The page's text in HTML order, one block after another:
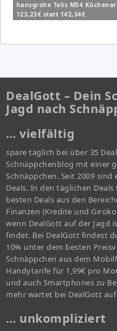
hansgrohe Talis M54
123,23€ statt 142,34€
DealGott – Dein
Jagd nach
… vielfältig
spare täglich bei über 35
Schnäppchenblog mit einer
Schnäppchen. Seit 2009
Deals. In den täglichen
besten Deals aus den
Finanzen (Kredite und
wenn DealGott auf der Jagd
findet. Bei DealGott findest
10% unter dem besten
Schnäppchen aus dem
Handytarife für 1,99€ pro
und auch Smartphones zu
mehr wartet bei DealGott
… unkompliziert